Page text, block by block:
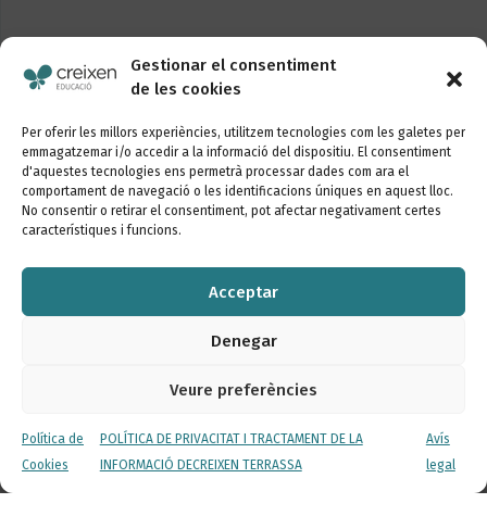
Gestionar el consentiment
de les cookies
Per oferir les millors experiències, utilitzem tecnologies com les galetes per
emmagatzemar i/o accedir a la informació del dispositiu. El consentiment
d'aquestes tecnologies ens permetrà processar dades com ara el
comportament de navegació o les identificacions úniques en aquest lloc.
No consentir o retirar el consentiment, pot afectar negativament certes
característiques i funcions.
Acceptar
Denegar
Veure preferències
Política de
Cookies
POLÍTICA DE PRIVACITAT I TRACTAMENT DE LA
INFORMACIÓ DECREIXEN TERRASSA
Avís
legal
Vols conèixer les últimes novetats de la nostra
Inscriu-te al butlletí
Canal de denúncies
Política de Privacitat